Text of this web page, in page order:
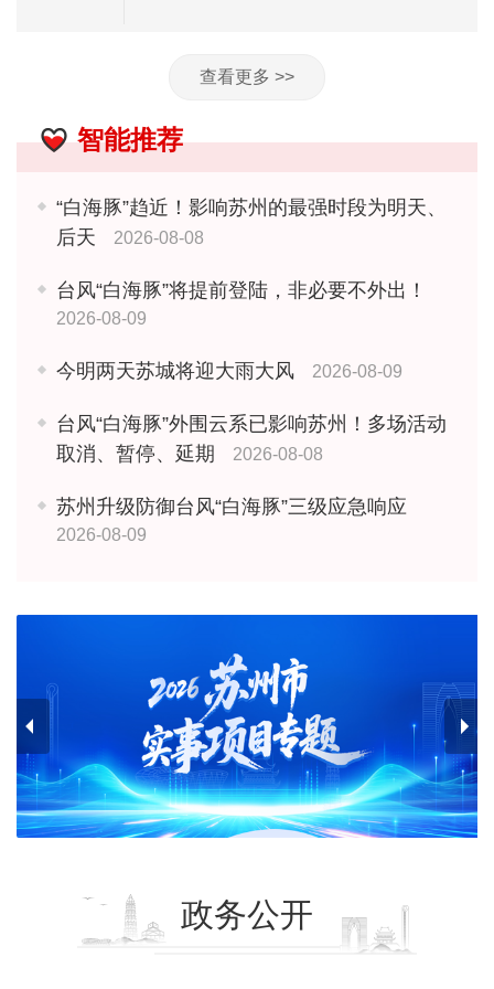
查看更多 >>
智能推荐
“白海豚”趋近！影响苏州的最强时段为明天、
后天
2026-08-08
台风“白海豚”将提前登陆，非必要不外出！
2026-08-09
今明两天苏城将迎大雨大风 2026-08-09
台风“白海豚”外围云系已影响苏州！多场活动
取消、暂停、延期
2026-08-08
苏州升级防御台风“白海豚”三级应急响应
2026-08-09
政务公开